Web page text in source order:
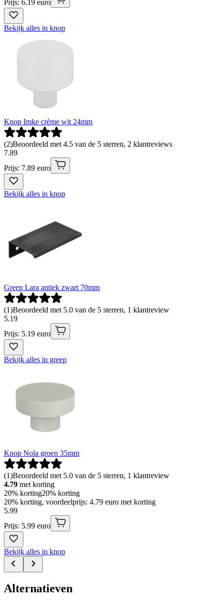
Prijs: 6.19 euro
Bekijk alles in knop
Knop Imke crème wit 24mm
(2)Beoordeeld met 4.5 van de 5 sterren, 2 klantreviews
7.89
Prijs: 7.89 euro
Bekijk alles in knop
Greep Lara antiek zwart 70mm
(1)Beoordeeld met 5.0 van de 5 sterren, 1 klantreview
5.19
Prijs: 5.19 euro
Bekijk alles in greep
Knop Nola groen 35mm
(1)Beoordeeld met 5.0 van de 5 sterren, 1 klantreview
4.79 met korting
20% korting20% korting
20% korting, voordeelprijs: 4.79 euro met korting
5.99
Prijs: 5.99 euro
Bekijk alles in knop
Alternatieven